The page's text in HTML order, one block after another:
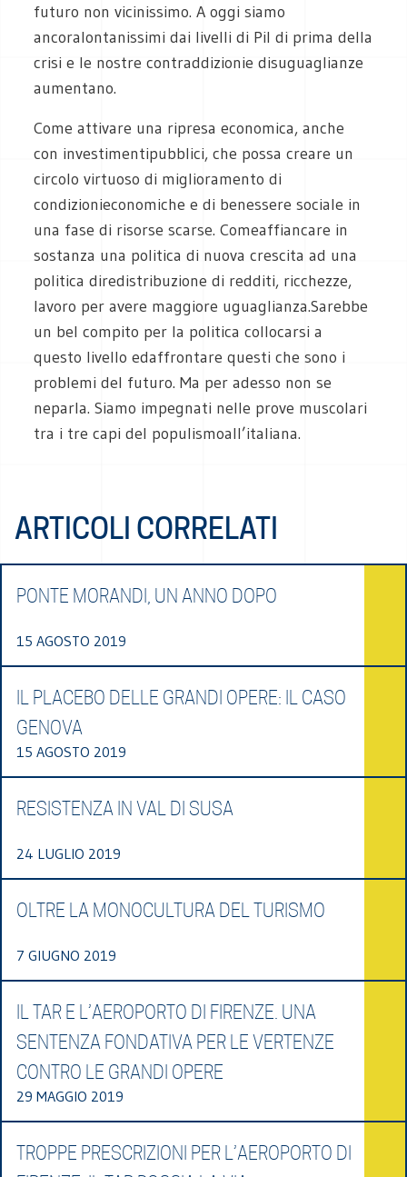
futuro non vicinissimo. A oggi siamo
ancoralontanissimi dai livelli di Pil di prima della
crisi e le nostre contraddizionie disuguaglianze
aumentano.
Come attivare una ripresa economica, anche
con investimentipubblici, che possa creare un
circolo virtuoso di miglioramento di
condizionieconomiche e di benessere sociale in
una fase di risorse scarse. Comeaffiancare in
sostanza una politica di nuova crescita ad una
politica diredistribuzione di redditi, ricchezze,
lavoro per avere maggiore uguaglianza.Sarebbe
un bel compito per la politica collocarsi a
questo livello edaffrontare questi che sono i
problemi del futuro. Ma per adesso non se
neparla. Siamo impegnati nelle prove muscolari
tra i tre capi del populismoall’italiana.
ARTICOLI CORRELATI
PONTE MORANDI, UN ANNO DOPO
15 AGOSTO 2019
IL PLACEBO DELLE GRANDI OPERE: IL CASO
GENOVA
15 AGOSTO 2019
RESISTENZA IN VAL DI SUSA
24 LUGLIO 2019
OLTRE LA MONOCULTURA DEL TURISMO
7 GIUGNO 2019
IL TAR E L’AEROPORTO DI FIRENZE. UNA
SENTENZA FONDATIVA PER LE VERTENZE
CONTRO LE GRANDI OPERE
29 MAGGIO 2019
TROPPE PRESCRIZIONI PER L’AEROPORTO DI